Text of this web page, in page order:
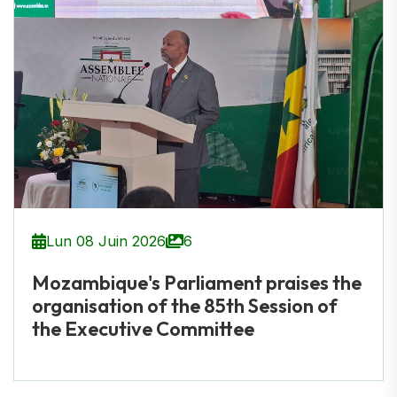
Lun 08 Juin 2026 6
Mozambique's Parliament praises the
organisation of the 85th Session of
the Executive Committee